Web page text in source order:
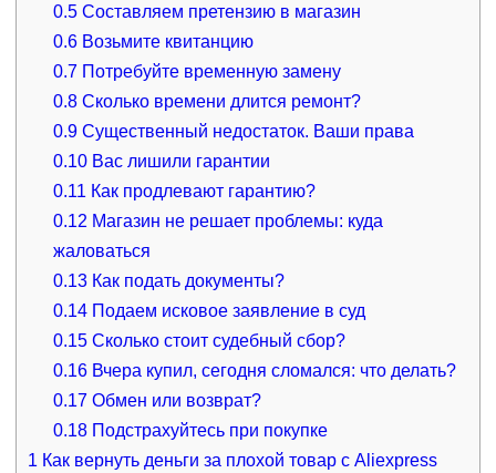
0.5 Составляем претензию в магазин
0.6 Возьмите квитанцию
0.7 Потребуйте временную замену
0.8 Сколько времени длится ремонт?
0.9 Существенный недостаток. Ваши права
0.10 Вас лишили гарантии
0.11 Как продлевают гарантию?
0.12 Магазин не решает проблемы: куда
жаловаться
0.13 Как подать документы?
0.14 Подаем исковое заявление в суд
0.15 Сколько стоит судебный сбор?
0.16 Вчера купил, сегодня сломался: что делать?
0.17 Обмен или возврат?
0.18 Подстрахуйтесь при покупке
1 Как вернуть деньги за плохой товар с Aliexpress